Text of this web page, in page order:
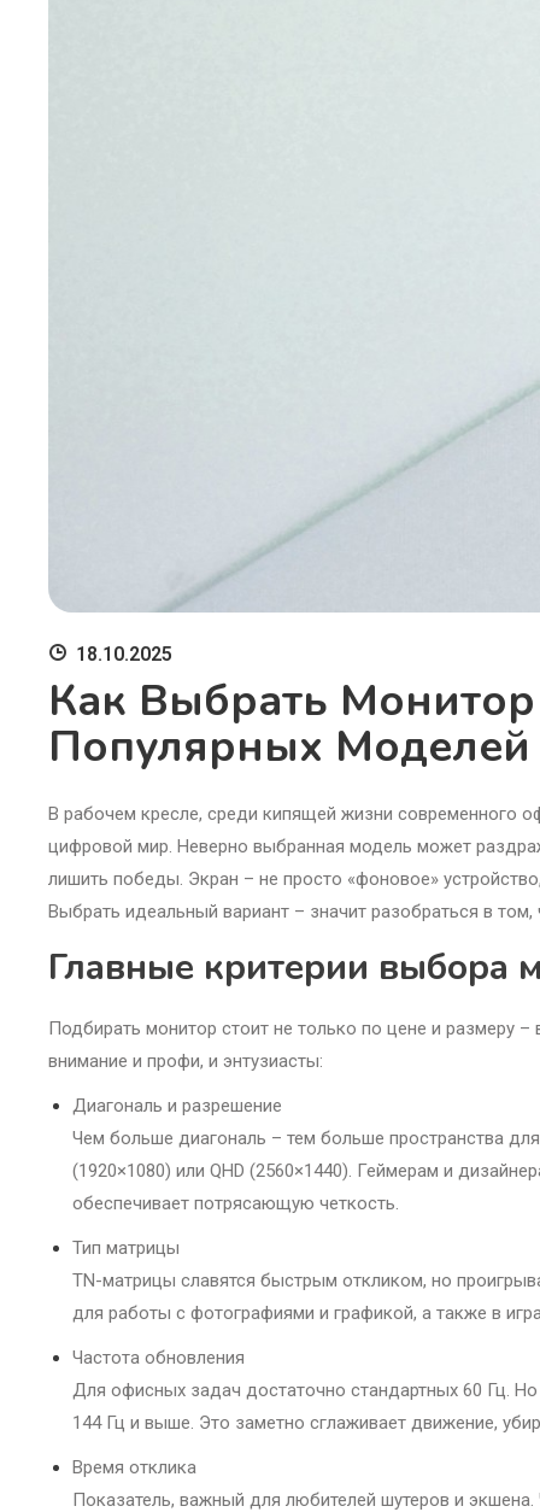
18.10.2025
Как Выбрать
Популярных Моделей
В рабочем кресле, среди кипящей жизни современного
цифровой мир. Неверно выбранная модель может
лишить победы. Экран – не просто «фоновое»
Выбрать идеальный вариант – значит разобраться в
Главные критерии выбора
Подбирать монитор стоит не только по цене и размеру
внимание и профи, и энтузиасты:
Диагональ и разрешение
Чем больше диагональ – тем больше пространства
(1920×1080) или QHD (2560×1440). Геймерам и
обеспечивает потрясающую четкость.
Тип матрицы
TN-матрицы славятся быстрым откликом, но
для работы с фотографиями и графикой, а также в
Частота обновления
Для офисных задач достаточно стандартных 60 Гц.
144 Гц и выше. Это заметно сглаживает движение,
Время отклика
Показатель, важный для любителей шутеров и